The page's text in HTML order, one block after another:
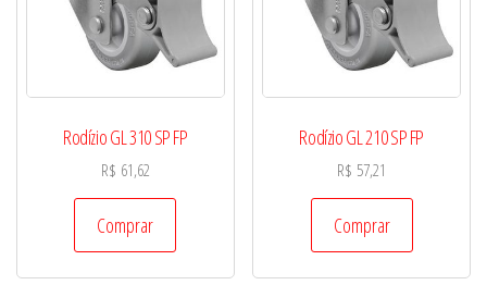
Rodízio GL 310 SP FP
R$ 61,62
Comprar
Rodízio GL 210 SP FP
R$ 57,21
Comprar